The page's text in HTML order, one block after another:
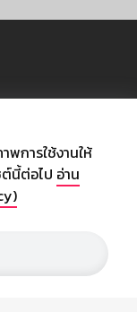
อลทั่วโลก ฟรีเมียร์
วิเคราะห์บอล จาก
การใช้งานให้
ต์นี้ต่อไป อ่าน